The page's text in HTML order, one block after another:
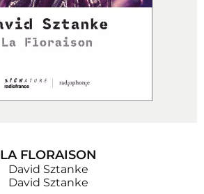
LA FLORAISON
David Sztanke
David Sztanke